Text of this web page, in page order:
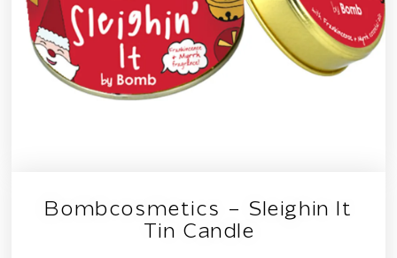
Bombcosmetics – Sleighin It
Tin Candle